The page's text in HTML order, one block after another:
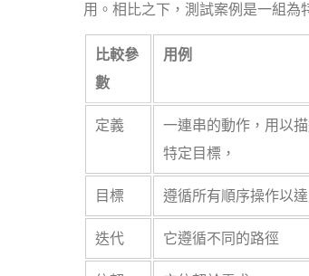
用。相比之下，測試案例是一組為
比較參
數
用例
定義
一連串的動作，用以
特定目標，
目標 遵循所有順序操作以
迭代 它遵循不同的路徑